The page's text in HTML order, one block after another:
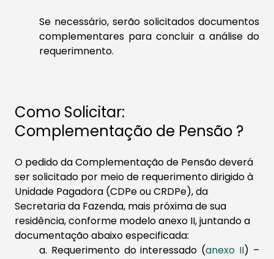
Se necessário, serão solicitados documentos
complementares para concluir a análise do
requerimnento.
Como Solicitar:
Complementação de Pensão ?
O pedido da Complementação de Pensão deverá
ser solicitado por meio de requerimento dirigido à
Unidade Pagadora (CDPe ou CRDPe), da
Secretaria da Fazenda, mais próxima de sua
residência, conforme modelo anexo II, juntando a
documentação abaixo especificada:
a. Requerimento do interessado (anexo II) –